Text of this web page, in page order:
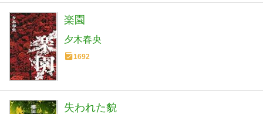
楽園
夕木春央
1692
失われた貌